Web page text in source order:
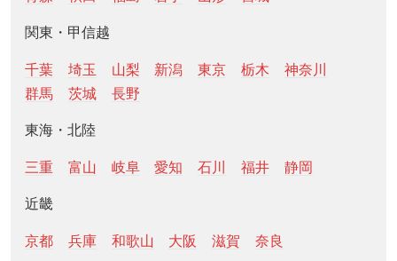
関東・甲信越
千葉 埼玉 山梨 新潟 東京 栃木
神奈川
群馬
茨城 長野
東海・北陸
三重 富山 岐阜 愛知 石川 福井 静岡
近畿
京都 兵庫 和歌山 大阪 滋賀 奈良